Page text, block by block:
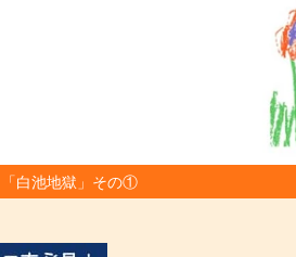
「白池地獄」その①